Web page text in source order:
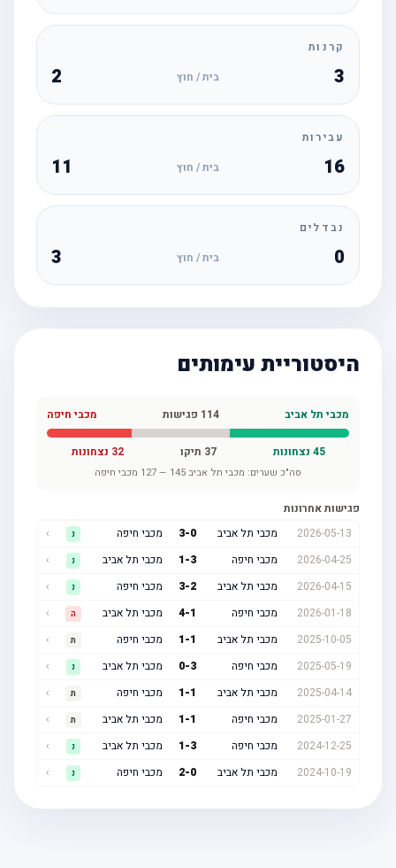
קרנות
בית / חוץ
עבירות
16 בית / חוץ 11
נבדלים
בית / חוץ
היסטוריית עימותים
מכבי תל אביב 114פגישות מכבי חיפה
45נצחונות 37תיקו 32נצחונות
סה"כ שערים:מכבי תל אביב145
—
127מכבי חיפה
פגישות אחרונות
2026-05-13
מכבי תל אביב 3- מכבי חיפה
2026-04-25
מכבי חיפה 1- מכבי תל אביב
2026-04-15
מכבי תל אביב 3- מכבי חיפה
2026-01-18
מכבי חיפה 4 מכבי תל אביב
2025-10-05
מכבי תל אביב 1 מכבי חיפה
2025-05-19
מכבי חיפה 0- מכבי תל אביב
2025-04-14
מכבי תל אביב 1 מכבי חיפה
2025-01-27
מכבי חיפה 1 מכבי תל אביב
2024-12-25
מכבי חיפה 1- מכבי תל אביב
2024-10-19
מכבי תל אביב 2- מכבי חיפה